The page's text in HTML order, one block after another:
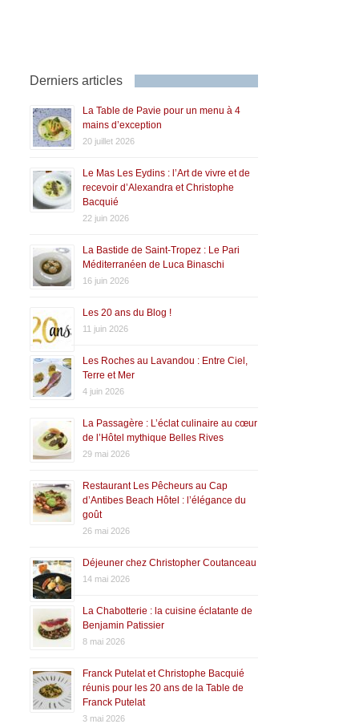
Derniers articles
La Table de Pavie pour un menu à 4
mains d’exception
20 juillet 2026
Le Mas Les Eydins : l’Art de vivre et de
recevoir d’Alexandra et Christophe
Bacquié
22 juin 2026
La Bastide de Saint-Tropez : Le Pari
Méditerranéen de Luca Binaschi
16 juin 2026
Les 20 ans du Blog !
11 juin 2026
Les Roches au Lavandou : Entre Ciel,
Terre et Mer
4 juin 2026
La Passagère : L’éclat culinaire au cœur
de l’Hôtel mythique Belles Rives
29 mai 2026
Restaurant Les Pêcheurs au Cap
d’Antibes Beach Hôtel : l’élégance du
goût
26 mai 2026
Déjeuner chez Christopher Coutanceau
14 mai 2026
La Chabotterie : la cuisine éclatante de
Benjamin Patissier
8 mai 2026
Franck Putelat et Christophe Bacquié
réunis pour les 20 ans de la Table de
Franck Putelat
3 mai 2026